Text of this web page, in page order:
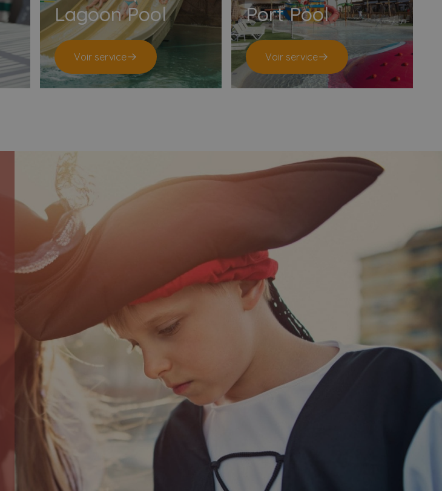
Lagoon Pool
Voir service
Port Pool
Voir service